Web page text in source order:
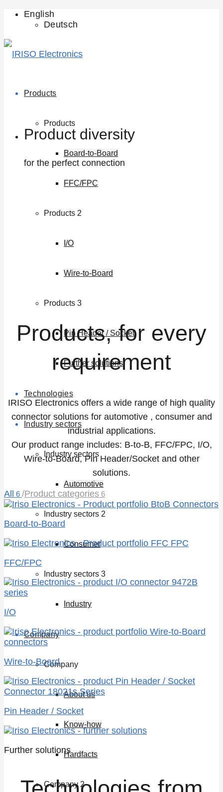
English
Deutsch
Products
Products
Board-to-Board
FFC/FPC
Products 2
I/O
Wire-to-Board
Products 3
Pin Header / Socket
Further solutions
Technologies
Industry sectors
Industry sectors
Automotive
Industry sectors 2
Consumer
Industry sectors 3
Industry
Company
Company
About us
Know-how
Hardfacts
Company 2
Product diversity
for the perfect connection
Products, for every
requirement
IRISO Electronics offers a wide range of high quality
connector solutions for automotive , consumer and
industrial applications.
Our product range includes: B-to-B, FFC/FPC, I/O,
Wire-to-Board, Pin Header/Socket and other
solutions.
All 6 /Product categories 6
Board-to-Board
FFC/FPC
I/O
Wire-to-Board
Pin Header / Socket
Further solutions